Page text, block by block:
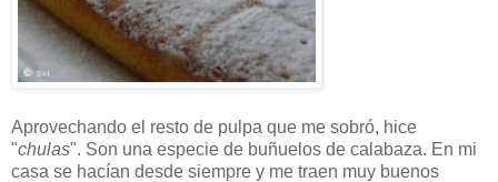
Aprovechando el resto de pulpa que me sobró, hice
"chulas". Son una especie de buñuelos de calabaza. En mi
casa se hacían desde siempre y me traen muy buenos